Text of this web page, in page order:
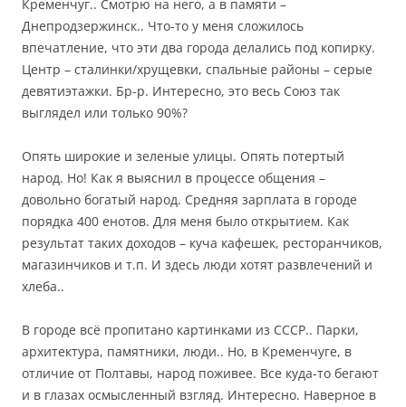
Кременчуг.. Смотрю на него, а в памяти –
Днепродзержинск.. Что-то у меня сложилось
впечатление, что эти два города делались под копирку.
Центр – сталинки/хрущевки, спальные районы – серые
девятиэтажки. Бр-р. Интересно, это весь Союз так
выглядел или только 90%?
Опять широкие и зеленые улицы. Опять потертый
народ. Но! Как я выяснил в процессе общения –
довольно богатый народ. Средняя зарплата в городе
порядка 400 енотов. Для меня было открытием. Как
результат таких доходов – куча кафешек, ресторанчиков,
магазинчиков и т.п. И здесь люди хотят развлечений и
хлеба..
В городе всё пропитано картинками из СССР.. Парки,
архитектура, памятники, люди.. Но, в Кременчуге, в
отличие от Полтавы, народ поживее. Все куда-то бегают
и в глазах осмысленный взгляд. Интересно. Наверное в